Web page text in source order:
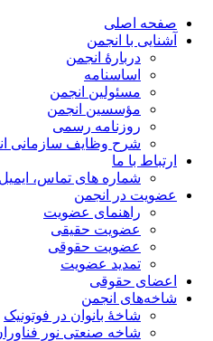
صفحه اصلی
آشنایی با انجمن
دربارۀ انجمن
اساسنامه
مسئولین انجمن
مؤسسین انجمن
روزنامه رسمی
شرح وظایف سازمانی
ارتباط با ما
شماره های تماس، ایمیل
عضویت در انجمن
راهنمای عضویت
عضویت حقیقی
عضویت حقوقی
تمدید عضویت
اعضای حقوقی
شاخه‌های انجمن
شاخۀ بانوان در فوتونیک
شاخه صنعتی نور فناوران